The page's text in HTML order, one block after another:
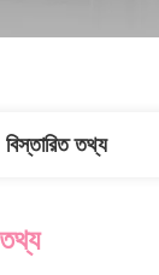
বিস্তারিত তথ্য